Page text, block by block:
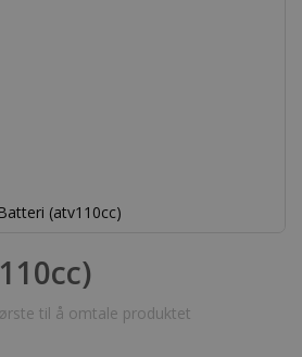
Batteri (atv110cc)
til å omtale produktet